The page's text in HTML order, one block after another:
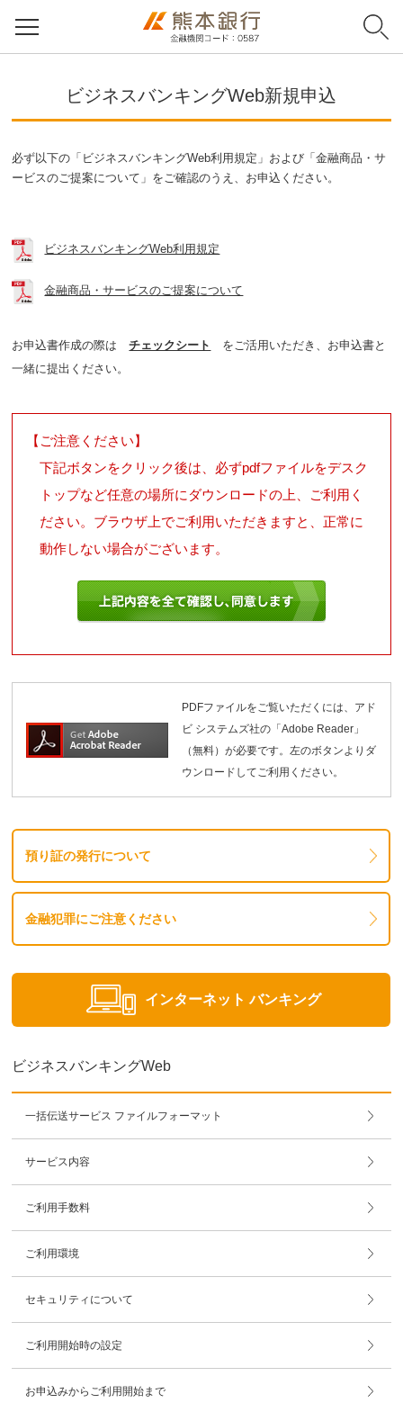
ビジネスバンキングWeb新規申込
必ず以下の「ビジネスバンキングWeb利用規定」および「金融商品・サ
ービスのご提案について」をご確認のうえ、お申込ください。
ビジネスバンキングWeb利用規定
金融商品・サービスのご提案について
お申込書作成の際はチェックシート
をご活用いただき、お申込書と
一緒に提出ください。
【ご注意ください】
下記ボタンをクリック後は、必ずpdfファイルをデスク
トップなど任意の場所にダウンロードの上、ご利用く
ださい。ブラウザ上でご利用いただきますと、正常に
動作しない場合がございます。
PDFファイルをご覧いただくには、アド
ビ システムズ社の「Adobe Reader」
（無料）が必要です。左のボタンよりダ
ウンロードしてご利用ください。
預り証の発行について
金融犯罪にご注意ください
インターネット バンキング
ビジネスバンキングWeb
一括伝送サービス ファイルフォーマット
サービス内容
ご利用手数料
ご利用環境
セキュリティについて
ご利用開始時の設定
お申込みからご利用開始まで